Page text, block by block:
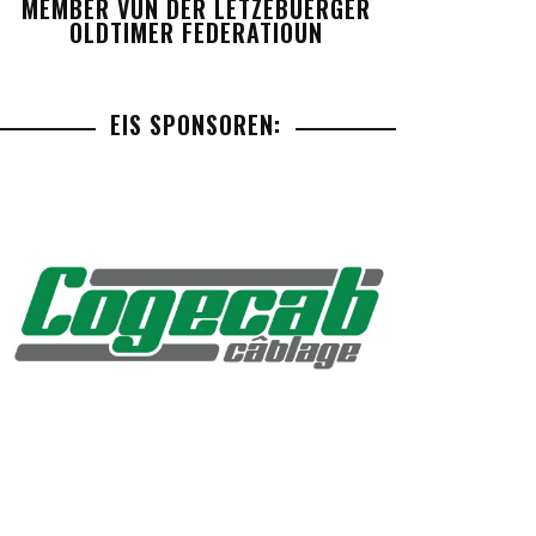
MEMBER VUN DER LETZEBUERGER
OLDTIMER FEDERATIOUN
EIS SPONSOREN: